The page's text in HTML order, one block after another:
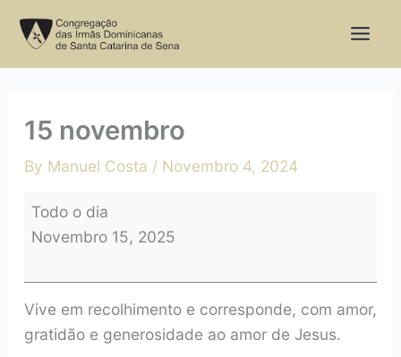
15 novembro
By Manuel Costa / Novembro 4, 2024
novembro
Todo o dia
Novembro 15, 2025
Vive em recolhimento e corresponde, com amor,
gratidão e generosidade ao amor de Jesus.